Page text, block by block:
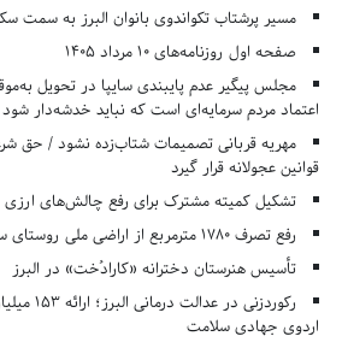
مسیر پرشتاب تکواندوی بانوان البرز به سمت
صفحه اول روزنامه‌های 10 مرداد 1405
مجلس پیگیر عدم پایبندی سایپا در تحویل
اعتماد مردم سرمایه‌ای است که نباید خدشه‌دار شود
مهریه قربانی تصمیمات شتاب‌زده نشود / حق
قوانین عجولانه قرار گیرد
تشکیل کمیته مشترک برای رفع چالش‌های ارزی
رفع تصرف ۱۷۸۰ مترمربع از اراضی ملی روستای سرودار کرج
تأسیس هنرستان دخترانه «کارادُخت» در البرز
اردوی جهادی سلامت